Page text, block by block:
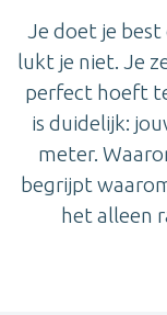
Je doet je
lukt je niet. Je
perfect hoeft
is duidelijk:
meter.
begrijpt
het alleen